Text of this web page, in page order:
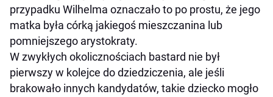
przypadku Wilhelma oznaczało to po prostu, że jego
matka była córką jakiegoś mieszczanina lub
pomniejszego arystokraty.
W zwykłych okolicznościach bastard nie był
pierwszy w kolejce do dziedziczenia, ale jeśli
brakowało innych kandydatów, takie dziecko mogło